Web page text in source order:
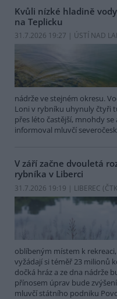
Kvůli nízké hladině
na Teplicku
31.7.2026 19:27 | ÚSTÍ NAD
nádrže ve stejném okresu.
Loni v rybníku uhynuly čtyři
přes léto častější, mnohdy
informoval mluvčí
V září začne dvouletá
rybníka v Liberci
31.7.2026 19:19 | LIBEREC (ČTK
oblíbeným místem k
vyžádají si téměř 23 milionů
dočká hráz a ze dna nádrže
přínosem úprav bude
mluvčí státního podniku